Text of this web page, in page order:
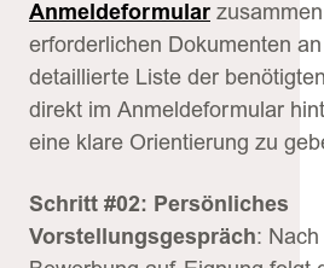
Anmeldeformular
erforderlichen Dokumenten
detaillierte Liste der
direkt im Anmeldeformular
eine klare Orientierung zu
Schritt #02: Persönliches
Vorstellungsgespräch: